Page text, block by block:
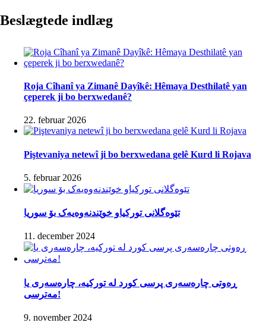
Beslægtede indlæg
Roja Cîhanî ya Zimanê Dayîkê: Hêmaya Desthilatê yan
çeperek ji bo berxwedanê?
22. februar 2026
Piştevaniya netewî ji bo berxwedana gelê Kurd li Rojava
5. februar 2026
تێوەگلانی تورکیاو خوێندنەوەیەک بۆ سوریا
11. december 2024
ڕەوتی چارەسەری پرسی کورد لە تورکیە، چارەسەری یا
مەترسی!
9. november 2024